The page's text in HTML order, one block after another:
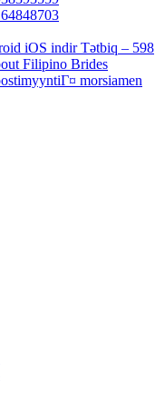
iOS indir Tətbiq – 598
Filipino Brides
morsiamen